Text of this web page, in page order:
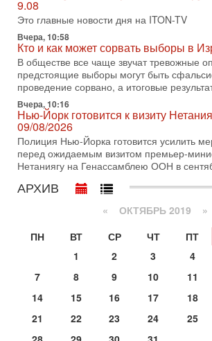
3-08-2026, 08:32
Трамп и Иран: последний шанс -
03/08/2026
Президент США Дональд Трамп объявил о
переговоров с Ираном, но Тегеран пока
готовность к диалогу. По словам
2-08-2026, 08:42
Трамп отменил удар по Ирану -
02/08/2026
Президент США Дональд Трамп сегодня
подготовленного удара по Ирану после
Тегерана и других стран региона. По его
1-08-2026, 17:50
«Русский голос» Израиля: кто заберет
меняли политический ландшафт Израиля.
вспомнить взлет партии «Исраэль ба-
31-07-2026, 17:00
Тайны закрытых дверей: о чём на
Недавний визит премьер-министра
Нетаньяху в США и его встреча с
9.08
Это главные новости дня на ITON-TV
Вчера, 10:58
Кто и как может сорвать выборы в
В обществе все чаще звучат тревожные
предстоящие выборы могут быть
проведение сорвано, а итоговые
Вчера, 10:16
Нью-Йорк готовится к визиту
09/08/2026
Полиция Нью-Йорка готовится усилить
перед ожидаемым визитом премьер-
Нетаниягу на Генассамблею ООН в
АРХИВ
« ОКТЯБРЬ 2019 »
ПН
ВТ СР ЧТ ПТ
1
2 3 4
7
8 9 10 11
14
15 16 17 18
21
22 23 24 25